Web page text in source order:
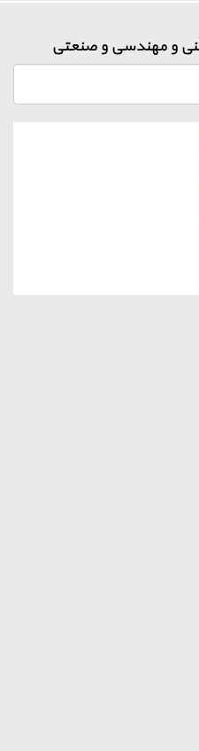
و مهندسی و صنعتی